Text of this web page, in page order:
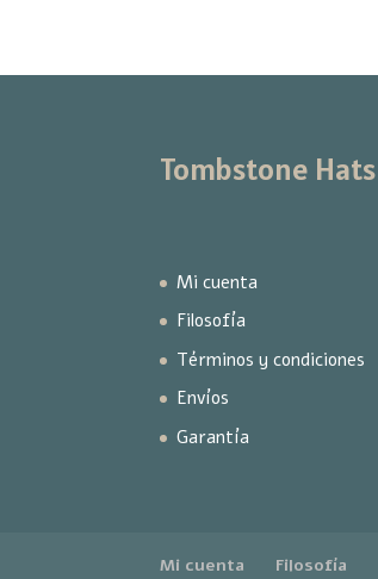
Tombstone Hats
Mi cuenta
Filosofía
Términos y condiciones
Envíos
Garantía
Mi cuenta Filosofía